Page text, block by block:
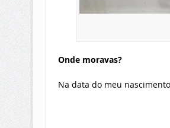
Onde moravas?
Na data do meu